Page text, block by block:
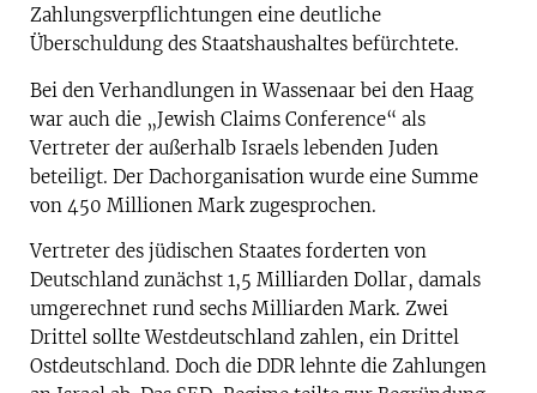
Zahlungsverpflichtungen eine deutliche
Überschuldung des Staatshaushaltes befürchtete.
Bei den Verhandlungen in Wassenaar bei den Haag
war auch die „Jewish Claims Conference“ als
Vertreter der außerhalb Israels lebenden Juden
beteiligt. Der Dachorganisation wurde eine Summe
von 450 Millionen Mark zugesprochen.
Vertreter des jüdischen Staates forderten von
Deutschland zunächst 1,5 Milliarden Dollar, damals
umgerechnet rund sechs Milliarden Mark. Zwei
Drittel sollte Westdeutschland zahlen, ein Drittel
Ostdeutschland. Doch die DDR lehnte die Zahlungen